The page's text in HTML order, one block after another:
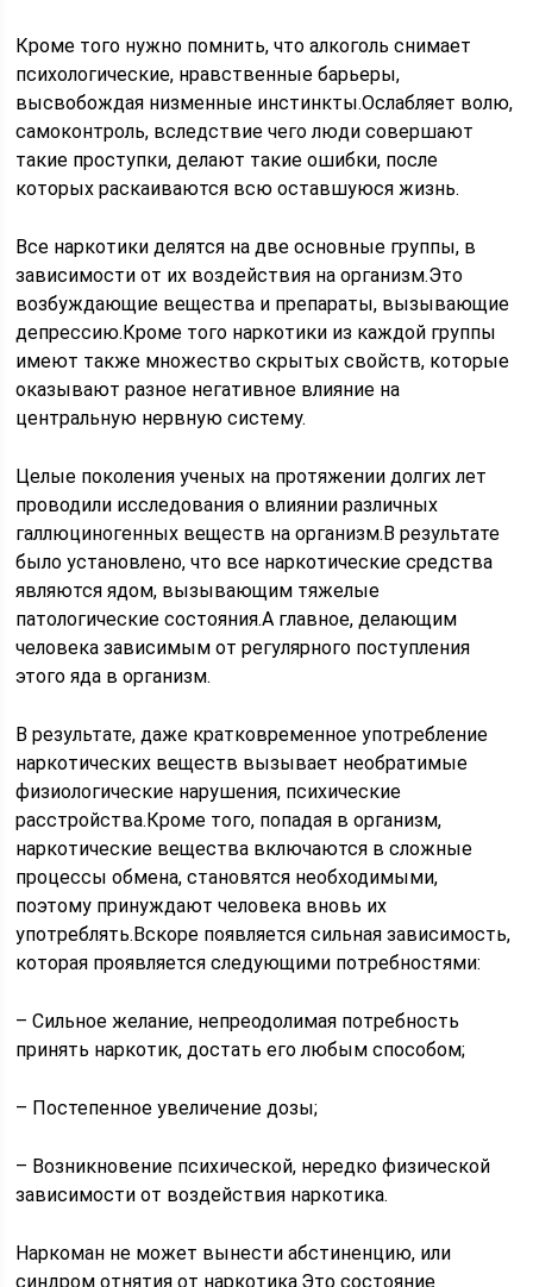
Кроме того нужно помнить, что алкоголь снимает
психологические, нравственные барьеры,
высвобождая низменные инстинкты.Ослабляет волю,
самоконтроль, вследствие чего люди совершают
такие проступки, делают такие ошибки, после
которых раскаиваются всю оставшуюся жизнь.
Все наркотики делятся на две основные группы, в
зависимости от их воздействия на организм.Это
возбуждающие вещества и препараты, вызывающие
депрессию.Кроме того наркотики из каждой группы
имеют также множество скрытых свойств, которые
оказывают разное негативное влияние на
центральную нервную систему.
Целые поколения ученых на протяжении долгих лет
проводили исследования о влиянии различных
галлюциногенных веществ на организм.В результате
было установлено, что все наркотические средства
являются ядом, вызывающим тяжелые
патологические состояния.А главное, делающим
человека зависимым от регулярного поступления
этого яда в организм.
В результате, даже кратковременное употребление
наркотических веществ вызывает необратимые
физиологические нарушения, психические
расстройства.Кроме того, попадая в организм,
наркотические вещества включаются в сложные
процессы обмена, становятся необходимыми,
поэтому принуждают человека вновь их
употреблять.Вскоре появляется сильная зависимость,
которая проявляется следующими потребностями:
– Сильное желание, непреодолимая потребность
принять наркотик, достать его любым способом;
– Постепенное увеличение дозы;
– Возникновение психической, нередко физической
зависимости от воздействия наркотика.
Наркоман не может вынести абстиненцию, или
синдром отнятия от наркотика.Это состояние